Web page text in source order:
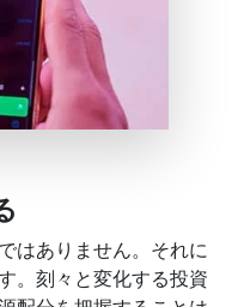
はありません。それに
。刻々と変化する投資